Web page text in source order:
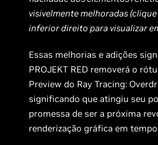
visivelmente melhoradas
inferior direito para visualizar
Essas melhorias e adições
PROJEKT RED removerá o
Preview do Ray Tracing:
significando que atingiu seu
promessa de ser a próxima
renderização gráfica em